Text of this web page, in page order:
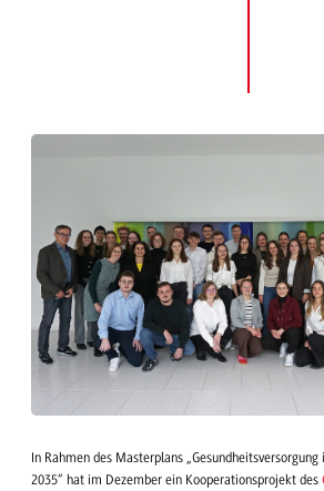
In Rahmen des Masterplans
2035“ hat im Dezember ein Kooperationsprojekt des